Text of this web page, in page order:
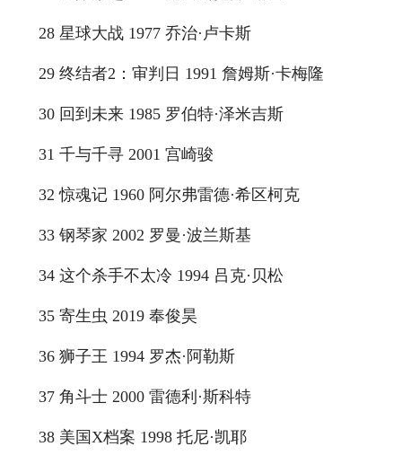
28 星球大战 1977 乔治·卢卡斯
29 终结者2：审判日 1991 詹姆斯·卡梅隆
30 回到未来 1985 罗伯特·泽米吉斯
31 千与千寻 2001 宫崎骏
32 惊魂记 1960 阿尔弗雷德·希区柯克
33 钢琴家 2002 罗曼·波兰斯基
34 这个杀手不太冷 1994 吕克·贝松
35 寄生虫 2019 奉俊昊
36 狮子王 1994 罗杰·阿勒斯
37 角斗士 2000 雷德利·斯科特
38 美国X档案 1998 托尼·凯耶